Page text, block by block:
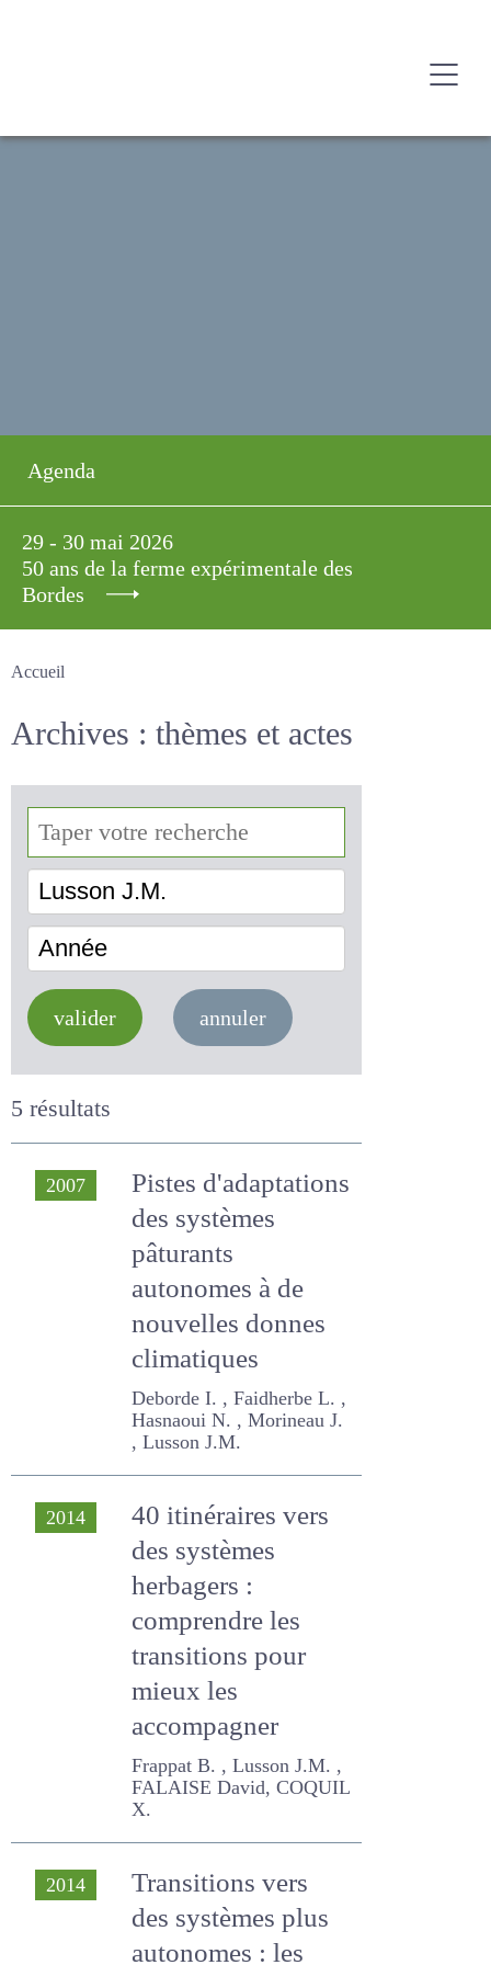
Agenda
29 - 30 mai 2026
50 ans de la ferme expérimentale des
Bordes
Accueil
Archives : thèmes et actes
Lusson J.M.
Année
valider annuler
5 résultats
2007
Pistes
d'adaptations des
systèmes
pâturants
autonomes à de
nouvelles donnes
climatiques
Deborde I. , Faidherbe L. ,
Hasnaoui N. , Morineau J. ,
Lusson J.M.
40 itinéraires vers
des systèmes
herbagers :
comprendre les
transitions pour
mieux les
accompagner
Frappat B. , Lusson J.M. ,
FALAISE David, COQUIL X.
2014
Transitions vers
des systèmes plus